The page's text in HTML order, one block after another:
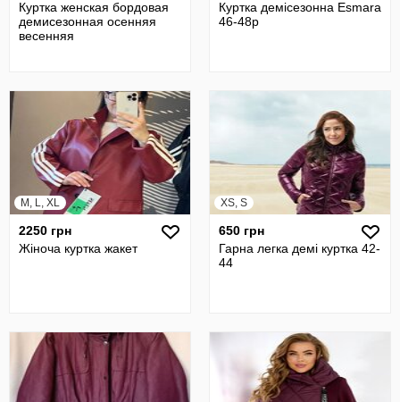
Куртка женская бордовая
демисезонная осенняя
весенняя
Куртка демісезонна Esmara
46-48р
M, L, XL
2250 грн
Жіноча куртка жакет
XS, S
650 грн
Гарна легка демі куртка 42-
44